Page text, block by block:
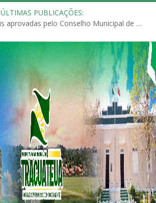
ÚLTIMAS PUBLICAÇÕES:
Políticas Municipais aprovadas pelo Conselho Municipal de Educação (CME)